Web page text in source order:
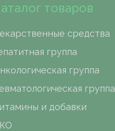
товаров
средства
группа
группа
группа
и добавки